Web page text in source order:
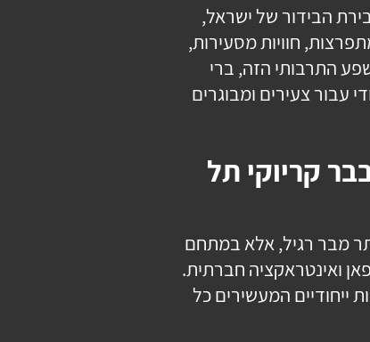
הבידור של ישראל,
חוויות מסעירות,
התרבותי הזה, ברי
עבור צעירים ומבוגרים
קריוקי תל
מבר רגיל, אלא במתחם
ואינטראקציה חברתית.
ייחודיים המעשירים כל